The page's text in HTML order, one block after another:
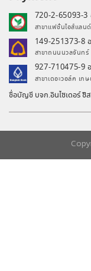
720-2-65093-
สาขาแฟชั่นไอส์แลน
149-251373-8
สาขาถนนนวลจันทร์
927-710475-9
สาขาเดอะวอล์ค เก
ชื่อบัญชี บจก.อินไซเดอร์ ซิส